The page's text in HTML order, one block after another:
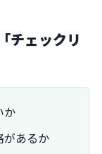
チェックリ
か
があるか